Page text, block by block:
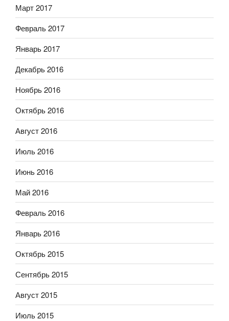
Март 2017
Февраль 2017
Январь 2017
Декабрь 2016
Ноябрь 2016
Октябрь 2016
Август 2016
Июль 2016
Июнь 2016
Май 2016
Февраль 2016
Январь 2016
Октябрь 2015
Сентябрь 2015
Август 2015
Июль 2015